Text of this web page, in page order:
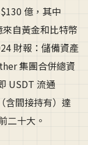
億，其中
自黃金和比特幣
財報：儲備資產
集團合併總資
USDT 流通
含間接持有）達
二十大。